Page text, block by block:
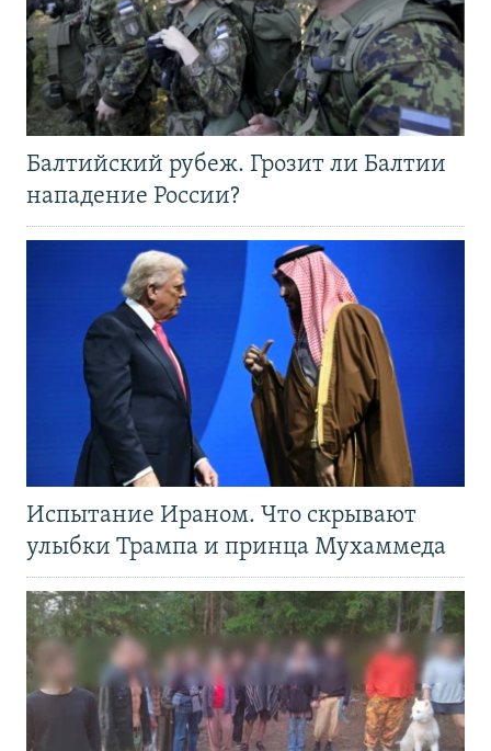
Балтийский рубеж. Грозит ли Балтии
нападение России?
Испытание Ираном. Что скрывают
улыбки Трампа и принца Мухаммеда